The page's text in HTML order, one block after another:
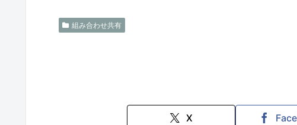
組み合わせ共有
X